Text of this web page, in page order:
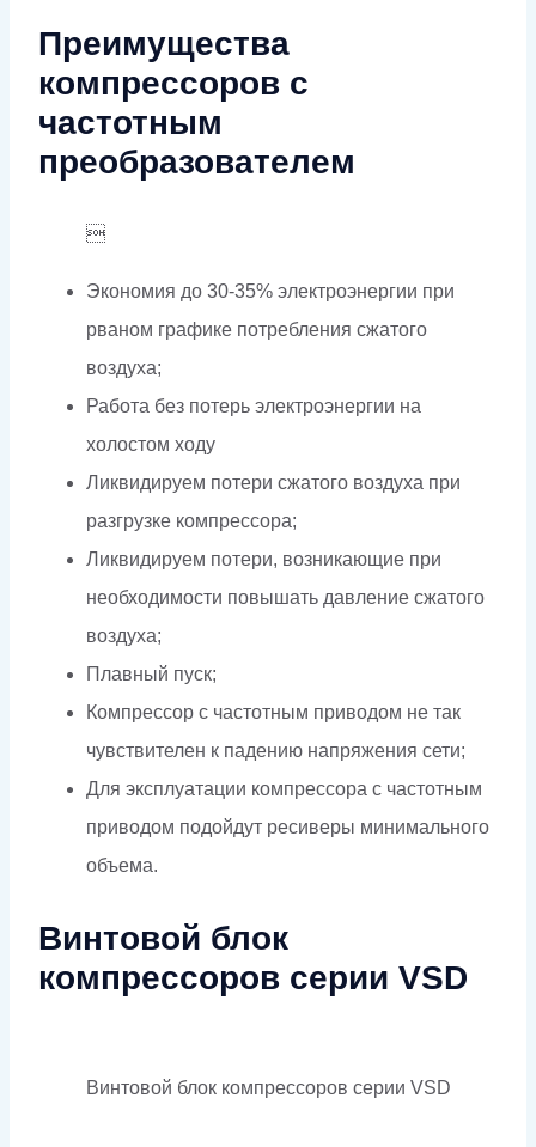
Преимущества
компрессоров с
частотным
преобразователем

Экономия до 30-35% электроэнергии при
рваном графике потребления сжатого
воздуха;
Работа без потерь электроэнергии на
холостом ходу
Ликвидируем потери сжатого воздуха при
разгрузке компрессора;
Ликвидируем потери, возникающие при
необходимости повышать давление сжатого
воздуха;
Плавный пуск;
Компрессор с частотным приводом не так
чувствителен к падению напряжения сети;
Для эксплуатации компрессора с частотным
приводом подойдут ресиверы минимального
объема.
Винтовой блок
компрессоров серии VSD
Винтовой блок компрессоров серии VSD